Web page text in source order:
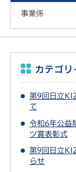
事業係
カテゴリ
第9回日立
て
令和6年公益
ツ賞表彰式
第9回日立
らせ